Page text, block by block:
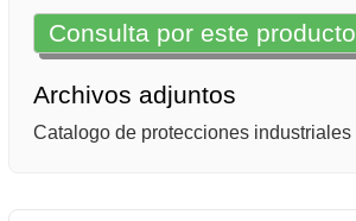
Consulta por este producto
Archivos adjuntos
Catalogo de protecciones industriales